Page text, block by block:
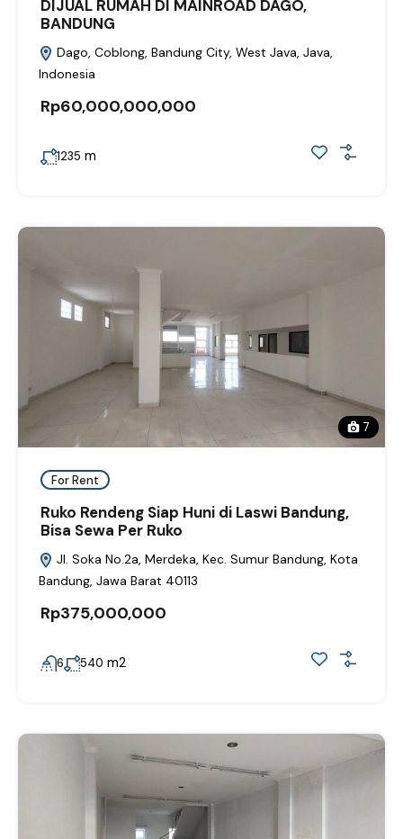
DIJUAL RUMAH DI MAINROAD DAGO,
BANDUNG
Dago, Coblong, Bandung City, West Java, Java,
Indonesia
Rp60,000,000,000
1235 m
7
For Rent
Ruko Rendeng Siap Huni di Laswi Bandung,
Bisa Sewa Per Ruko
Jl. Soka No.2a, Merdeka, Kec. Sumur Bandung, Kota
Bandung, Jawa Barat 40113
Rp375,000,000
6 540 m2